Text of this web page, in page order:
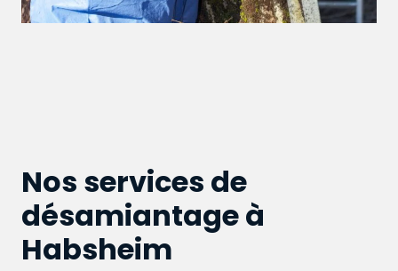
Nos services de
désamiantage à
Habsheim